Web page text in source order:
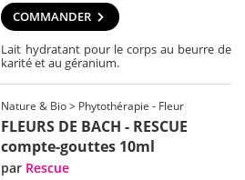
COMMANDER
Lait hydratant pour le corps au beurre de
karité et au géranium.
Nature & Bio > Phytothérapie - Fleur
FLEURS DE BACH - RESCUE
compte-gouttes 10ml
par Rescue